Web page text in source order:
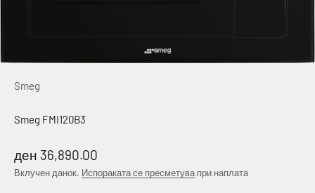
Smeg
Smeg FMI120B3
Намалена цена
ден 36,890.00
Вклучен данок. Испораката се пресметува при наплата